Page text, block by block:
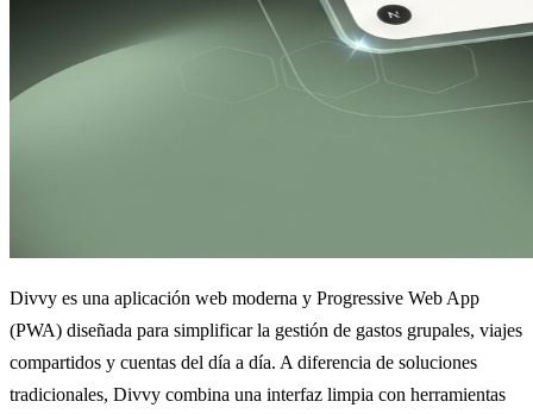
Divvy es una aplicación web moderna y Progressive Web App
(PWA) diseñada para simplificar la gestión de gastos grupales, viajes
compartidos y cuentas del día a día. A diferencia de soluciones
tradicionales, Divvy combina una interfaz limpia con herramientas